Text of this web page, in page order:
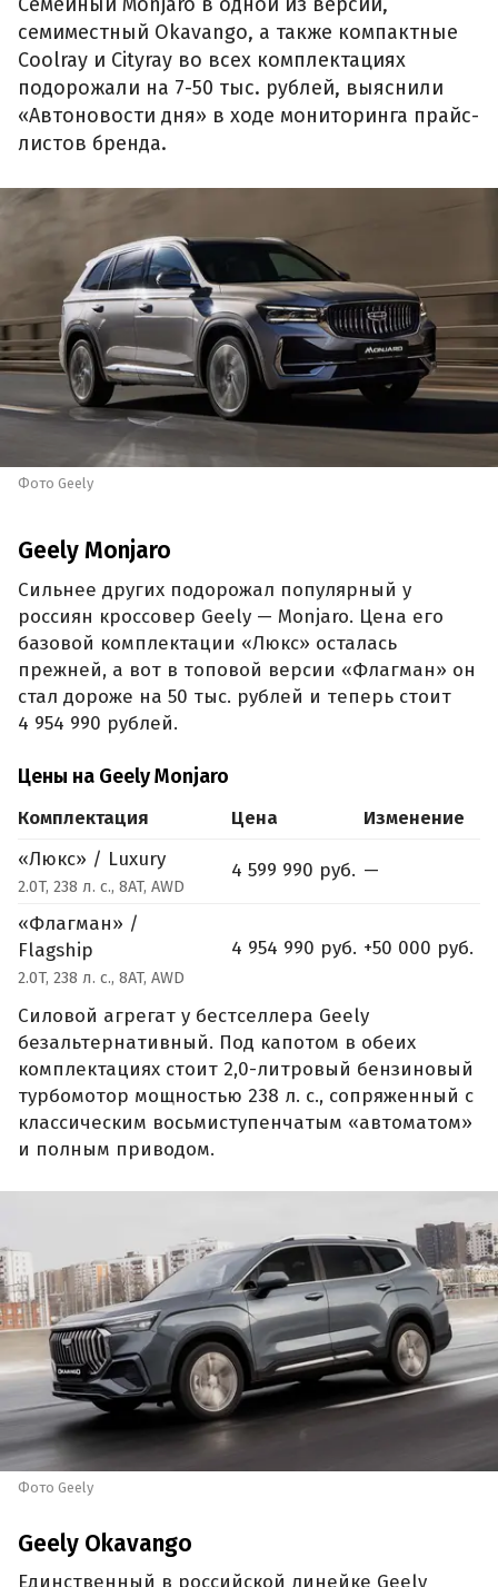
семиместный Okavango, а также компактные
Coolray и Cityray во всех комплектациях
подорожали на 7-50 тыс. рублей, выяснили
«Автоновости дня» в ходе мониторинга прайс-
листов бренда.
Фото Geely
Geely Monjaro
Сильнее других подорожал популярный у
россиян кроссовер Geely — Monjaro. Цена его
базовой комплектации «Люкс» осталась
прежней, а вот в топовой версии «Флагман» он
стал дороже на 50 тыс. рублей и теперь стоит
4 954 990 рублей.
Цены на Geely Monjaro
Комплектация Цена
Изменение
«Люкс» / Luxury
2.0T, 238 л. с., 8AT, AWD
4 599 990 руб. —
«Флагман» /
Flagship
2.0T, 238 л. с., 8AT, AWD
4 954 990 руб. +50 000 руб.
Силовой агрегат у бестселлера Geely
безальтернативный. Под капотом в обеих
комплектациях стоит 2,0-литровый бензиновый
турбомотор мощностью 238 л. с., сопряженный с
классическим восьмиступенчатым «автоматом»
и полным приводом.
Фото Geely
Geely Okavango